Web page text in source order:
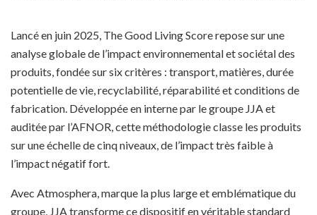
Lancé en juin 2025, The Good Living Score repose sur une
analyse globale de l’impact environnemental et sociétal des
produits, fondée sur six critères : transport, matières, durée
potentielle de vie, recyclabilité, réparabilité et conditions de
fabrication. Développée en interne par le groupe JJA et
auditée par l’AFNOR, cette méthodologie classe les produits
sur une échelle de cinq niveaux, de l’impact très faible à
l’impact négatif fort.
Avec Atmosphera, marque la plus large et emblématique du
groupe, JJA transforme ce dispositif en véritable standard